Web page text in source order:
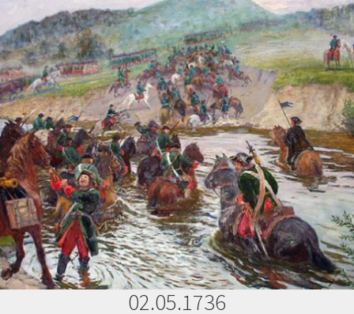
02.05.1736